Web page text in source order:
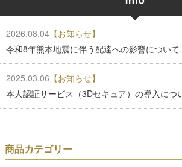
2026.08.04 【お知らせ】
令和8年熊本地震に伴う配達への影響について
2025.03.06 【お知らせ】
本人認証サービス（3Dセキュア）の導入につ
商品カテゴリー